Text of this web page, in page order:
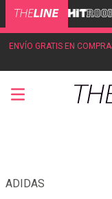
ENVÍO GRATIS EN
ADIDAS